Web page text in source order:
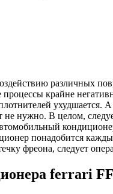
различных
крайне
нужно. В целом,
понадобится
фреона, следует
ferrari FF